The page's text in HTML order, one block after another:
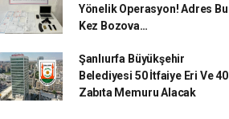
Yönelik Operasyon! Adres Bu
Kez Bozova…
Şanlıurfa Büyükşehir
Belediyesi 50 İtfaiye Eri Ve 40
Zabıta Memuru Alacak